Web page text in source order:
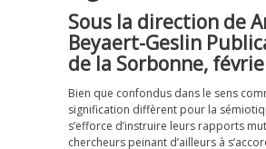
Sous la direction de
Beyaert-Geslin
de la Sorbonne,
Bien que confondus dans le sens
signification diffèrent pour la
s’efforce d’instruire leurs rapports
chercheurs peinant d’ailleurs à